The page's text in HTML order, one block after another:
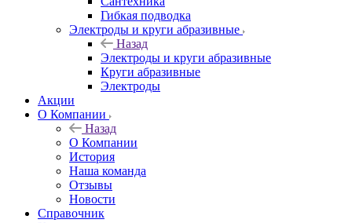
Гибкая подводка
Электроды и круги абразивные
Назад
Электроды и круги абразивные
Круги абразивные
Электроды
Акции
О Компании
Назад
О Компании
История
Наша команда
Отзывы
Новости
Справочник